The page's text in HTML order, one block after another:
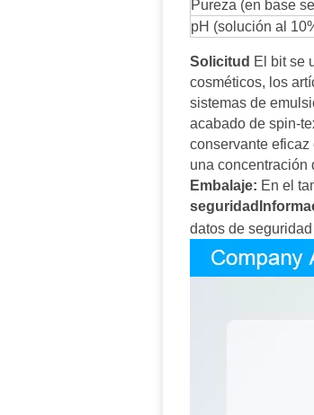
Pureza (en base
pH (solución al
Solicitud El bit se
cosméticos, los
sistemas de
acabado de spin-
conservante
una concentración
Embalaje: En el
seguridad
datos de